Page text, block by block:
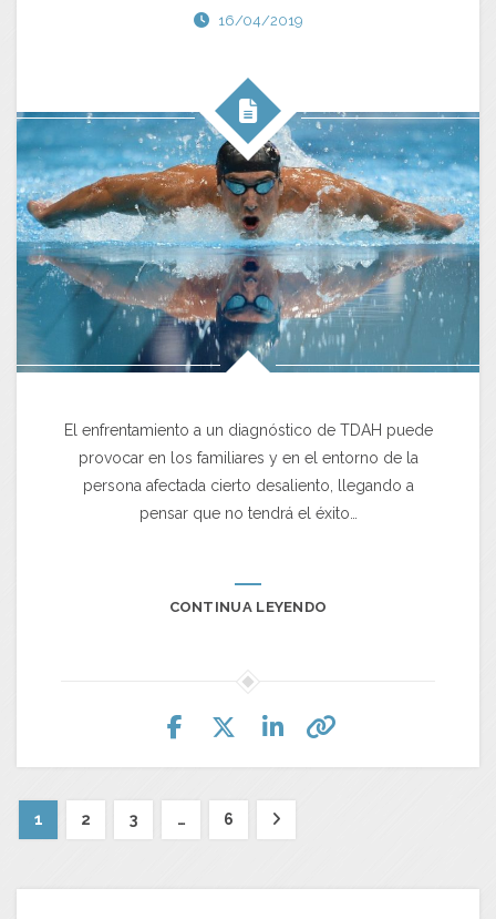
16/04/2019
El enfrentamiento a un diagnóstico de TDAH puede
provocar en los familiares y en el entorno de la
persona afectada cierto desaliento, llegando a
pensar que no tendrá el éxito…
CONTINUA LEYENDO
1 2 3 … 6